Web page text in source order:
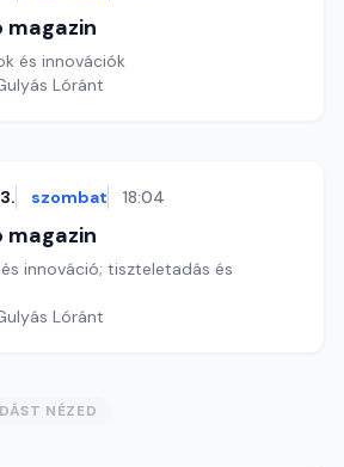
magazin
és innovációk
Lóránt
szombat 18:04
magazin
innováció; tiszteletadás és
Lóránt
NÉZED